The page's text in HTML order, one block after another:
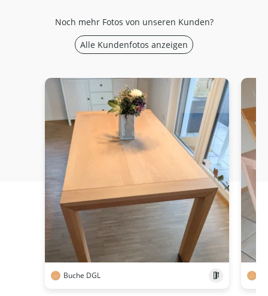
Noch mehr Fotos von unseren Kunden?
Alle Kundenfotos anzeigen
Buche DGL